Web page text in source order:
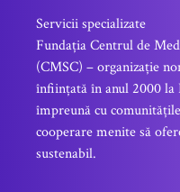
Servicii specializate
Fundația Centrul de
(CMSC) – organizație
înființată în anul 2000 la
împreună cu
cooperare menite să
sustenabil.